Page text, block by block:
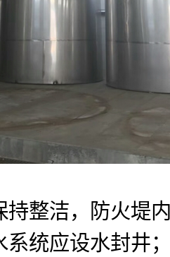
持整洁，防火堤
系统应设水封井